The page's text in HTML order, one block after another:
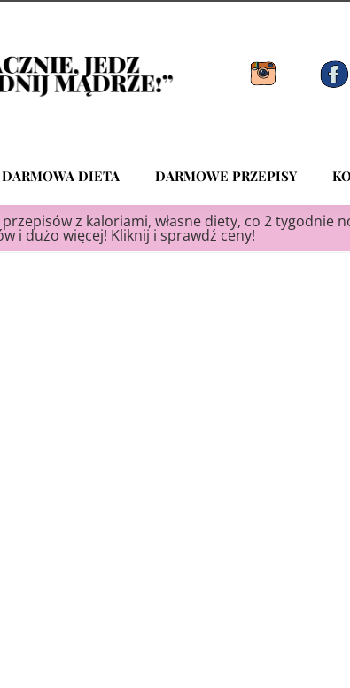
DARMOWA DIETA DARMOWE PRZEPISY
przepisów z kaloriami, własne diety, co 2 tygodnie
i dużo więcej! Kliknij i sprawdź ceny!